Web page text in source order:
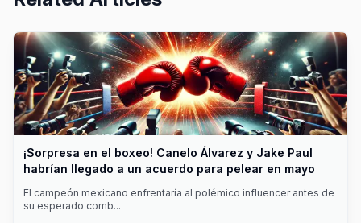
¡Sorpresa en el boxeo! Canelo Álvarez y Jake Paul
habrían llegado a un acuerdo para pelear en mayo
El campeón mexicano enfrentaría al polémico influencer antes de
su esperado comb...